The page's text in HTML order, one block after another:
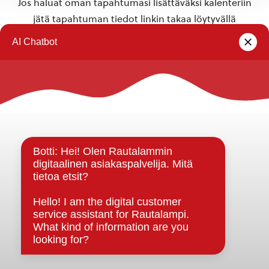
Jos haluat oman tapahtumasi lisättäväksi kalenteriin
jätä tapahtuman tiedot linkin takaa löytyvällä
Rautalammin kunta
Strategiat, ohjelmat, ohjeet, suunnitelmat, säännöt ja
sopimukset
Asiakirjajulkisuuskuvaus
Evästeet
Saavutettavuusseloste
Tietosuoja
Tietosuojaselosteet